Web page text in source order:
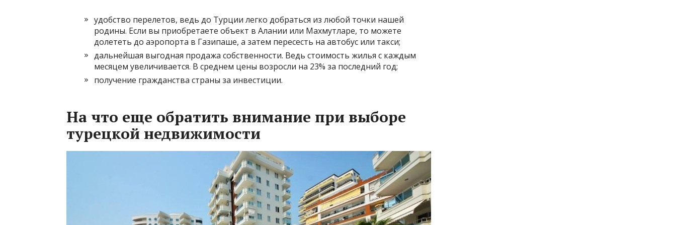
удобство перелетов, ведь до Турции легко добраться из любой точки нашей
родины. Если вы приобретаете объект в Алании или Махмутларе, то можете
долететь до аэропорта в Газипаше, а затем пересесть на автобус или такси;
дальнейшая выгодная продажа собственности. Ведь стоимость жилья с каждым
месяцем увеличивается. В среднем цены возросли на 23% за последний год;
получение гражданства страны за инвестиции.
На что еще обратить внимание при выборе
турецкой недвижимости